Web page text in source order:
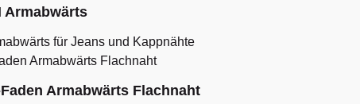
Armabwärts
für Jeans und Kappnähte
Armabwärts Flachnaht